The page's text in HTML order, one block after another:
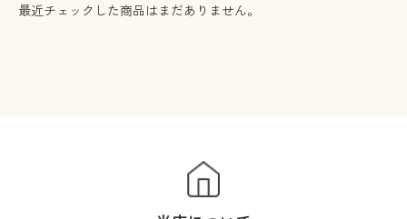
最近チェックした商品はまだありません。